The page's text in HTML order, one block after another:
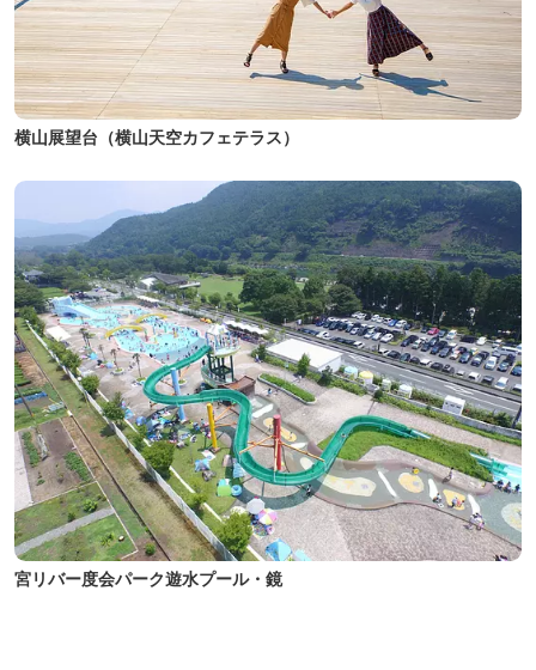
横山展望台（横山天空カフェテラス）
宮リバー度会パーク遊水プール・鏡